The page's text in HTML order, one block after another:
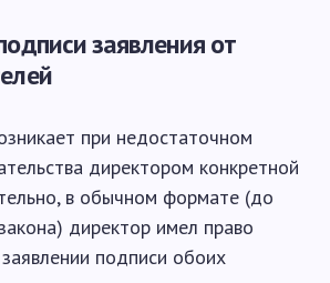
заявления от
при недостаточном
директором конкретной
в обычном формате (до
директор имел право
подписи обоих